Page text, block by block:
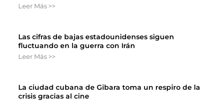
Leer Más >>
Las cifras de bajas estadounidenses siguen
fluctuando en la guerra con Irán
Leer Más >>
La ciudad cubana de Gibara toma un respiro de la
crisis gracias al cine